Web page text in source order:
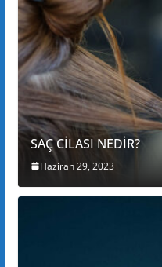
SAÇ CİLASI NEDİR?
Haziran 29, 2023